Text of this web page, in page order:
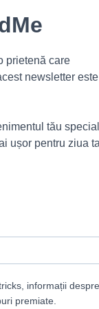
prietenă care
newsletter este
tău special
ușor pentru ziua
informații despre
premiate.